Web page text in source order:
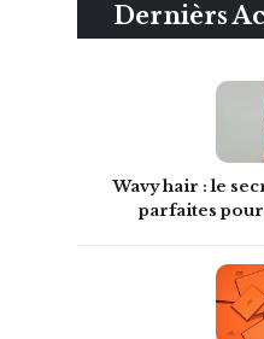
Dernièrs
Wavy hair : le
parfaites